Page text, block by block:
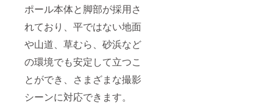
ポール本体と脚部が採用さ
れており、平ではない地面
や山道、草むら、砂浜など
の環境でも安定して立つこ
とができ、さまざまな撮影
シーンに対応できます。